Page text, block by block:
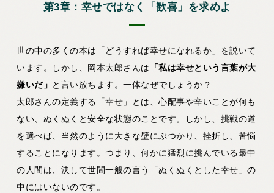
第3章：幸せではなく「歓喜」を求めよ
世の中の多くの本は「どうすれば幸せになれるか」を説いて
います。しかし、岡本太郎さんは
「私は幸せという言葉が大
嫌いだ」 と言い放ちます。一体なぜでしょうか？
太郎さんの定義する「幸せ」とは、心配事や辛いことが何も
ない、ぬくぬくと安全な状態のことです。しかし、挑戦の道
を選べば、当然のように大きな壁にぶつかり、挫折し、苦悩
することになります。つまり、何かに猛烈に挑んでいる最中
の人間は、決して世間一般の言う「ぬくぬくとした幸せ」の
中にはいないのです。